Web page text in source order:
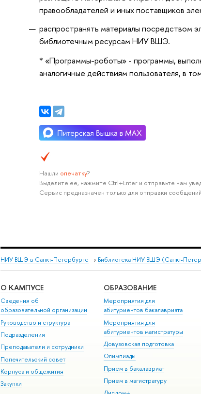
правообладателей и иных поставщиков
распространять материалы посредством
библиотечным ресурсам НИУ ВШЭ.
* «Программы-роботы» - программы,
аналогичные действиям пользователя, в
Нашли опечатку?
Выделите её, нажмите Ctrl+Enter и отправьте нам
Сервис предназначен только для отправки
НИУ ВШЭ в Санкт-Петербурге → Библиотека НИУ ВШЭ (Санкт-
О КАМПУСЕ
Сведения об
образовательной организации
Руководство и структура
Подразделения
Преподаватели и сотрудники
Попечительский совет
Корпуса и общежития
Закупки
ОБРАЗОВАНИЕ
Мероприятия для
абитуриентов бакалавриата
Мероприятия для
абитуриентов магистратуры
Довузовская подготовка
Олимпиады
Прием в бакалавриат
Прием в магистратуру